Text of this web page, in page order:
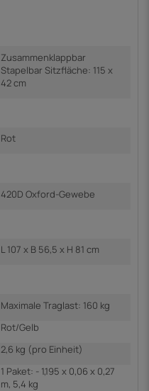
Zusammenklappbar
Stapelbar Sitzfläche: 115 x
42 cm
Rot
420D Oxford-Gewebe
L 107 x B 56,5 x H 81 cm
Maximale Traglast: 160 kg
Rot/Gelb
2,6 kg (pro Einheit)
1 Paket: - 1,195 x 0,06 x 0,27
m, 5,4 kg